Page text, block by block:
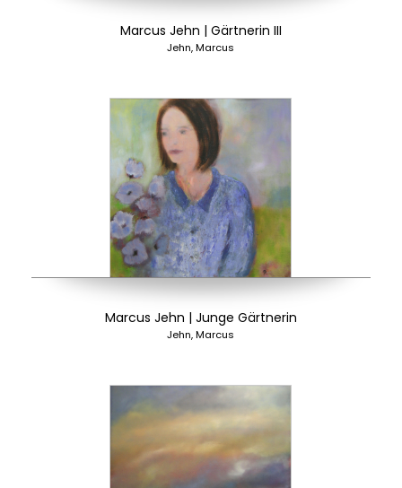
Marcus Jehn | Gärtnerin III
Jehn, Marcus
Marcus Jehn | Junge Gärtnerin
Jehn, Marcus